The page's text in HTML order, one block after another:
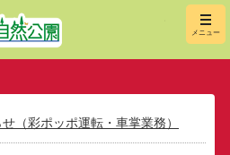
埼玉県
メニュー
（彩ポッポ運転・車掌業務）